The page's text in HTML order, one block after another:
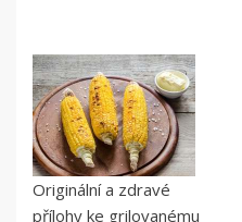
Originální a zdravé
přílohy ke grilovanému